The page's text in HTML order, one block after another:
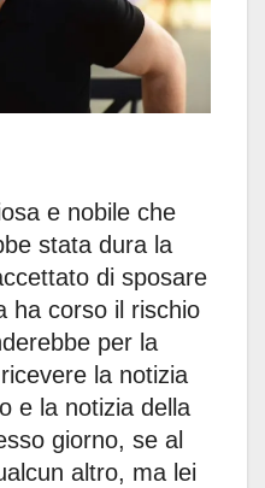
e nobile che
stata dura la
di sposare
ha corso il rischio
per la
la notizia
e la notizia della
giorno, se al
altro, ma lei